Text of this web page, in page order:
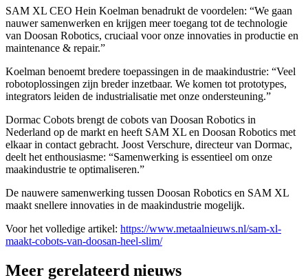
SAM XL CEO Hein Koelman benadrukt de voordelen: “We gaan
nauwer samenwerken en krijgen meer toegang tot de technologie
van Doosan Robotics, cruciaal voor onze innovaties in productie en
maintenance & repair.”
Koelman benoemt bredere toepassingen in de maakindustrie: “Veel
robotoplossingen zijn breder inzetbaar. We komen tot prototypes,
integrators leiden de industrialisatie met onze ondersteuning.”
Dormac Cobots brengt de cobots van Doosan Robotics in
Nederland op de markt en heeft SAM XL en Doosan Robotics met
elkaar in contact gebracht. Joost Verschure, directeur van Dormac,
deelt het enthousiasme: “Samenwerking is essentieel om onze
maakindustrie te optimaliseren.”
De nauwere samenwerking tussen Doosan Robotics en SAM XL
maakt snellere innovaties in de maakindustrie mogelijk.
Voor het volledige artikel: https://www.metaalnieuws.nl/sam-xl-
maakt-cobots-van-doosan-heel-slim/
Meer gerelateerd nieuws